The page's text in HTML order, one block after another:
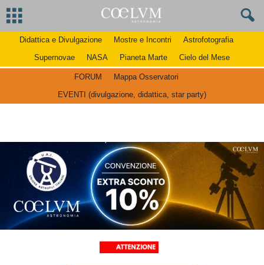
Didattica e Divulgazione Mostre e Incontri
Astrofotografia
Supernovae
NASA Pianeta Marte Cielo del Mese
FORUM
Mappa Osservatori
EVENTI (divulgazione, didattica, star party)